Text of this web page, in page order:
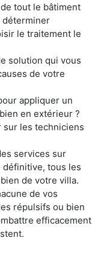
tout le bâtiment
déterminer
le traitement le
solution qui vous
de votre
appliquer un
en extérieur ?
sur les techniciens
services sur
définitive, tous les
de votre villa.
de vos
répulsifs ou bien
efficacement